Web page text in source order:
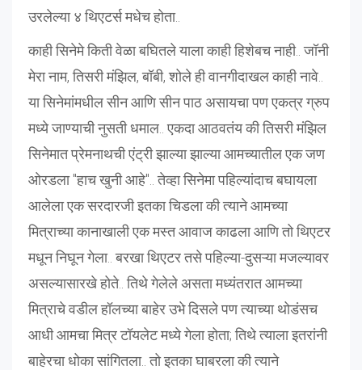
उरलेल्या ४ थिएटर्स मधेच होता..
काही सिनेमे किती वेळा बघितले याला काही हिशेबच नाही.. जॉनी
मेरा नाम, तिसरी मंझिल, बॉबी, शोले ही वानगीदाखल काही नावे..
या सिनेमांमधील सीन आणि सीन पाठ असायचा पण एकत्र ग्रुप
मध्ये जाण्याची नुसती धमाल.. एकदा आठवतंय की तिसरी मंझिल
सिनेमात प्रेमनाथची एंट्री झाल्या झाल्या आमच्यातील एक जण
ओरडला "हाच खुनी आहे".. तेव्हा सिनेमा पहिल्यांदाच बघायला
आलेला एक सरदारजी इतका चिडला की त्याने आमच्या
मित्राच्या कानाखाली एक मस्त आवाज काढला आणि तो थिएटर
मधून निघून गेला.. बरखा थिएटर तसे पहिल्या-दुसऱ्या मजल्यावर
असल्यासारखे होते.. तिथे गेलेले असता मध्यंतरात आमच्या
मित्राचे वडील हॉलच्या बाहेर उभे दिसले पण त्याच्या थोडंसच
आधी आमचा मित्र टॉयलेट मध्ये गेला होता; तिथे त्याला इतरांनी
बाहेरचा धोका सांगितला.. तो इतका घाबरला की त्याने